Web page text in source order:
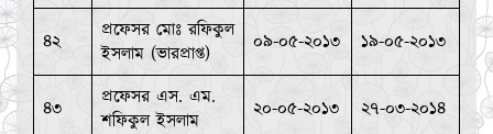
৪২
প্রফেসর মোঃ রফিকুল
ইসলাম (ভারপ্রাপ্ত)
০৯-০৫-২০১৩ ১৯-০৫-২০১৩
৪৩
প্রফেসর এস. এম.
শফিকুল ইসলাম
২০-০৫-২০১৩ ২৭-০৩-২০১৪